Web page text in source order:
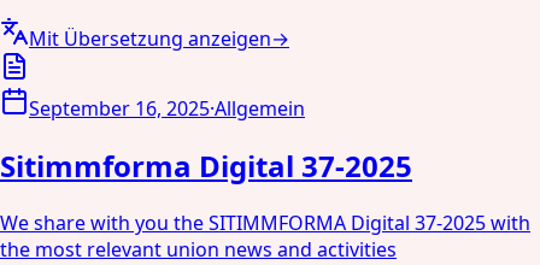
Mit Übersetzung anzeigen→
September 16, 2025·Allgemein
Sitimmforma Digital 37-2025
We share with you the SITIMMFORMA Digital 37-2025 with
the most relevant union news and activities